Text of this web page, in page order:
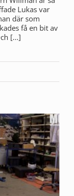
Lukas var
där som
få en bit av
[...]